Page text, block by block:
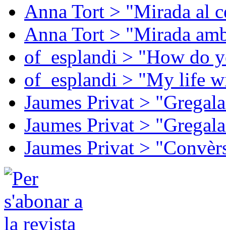
Anna Tort > "Mirada al
Anna Tort > "Mirada
of_esplandi > "How do
of_esplandi > "My life
Jaumes Privat >
Jaumes Privat >
Jaumes Privat >